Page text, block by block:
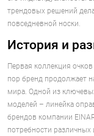
трендовых решений
повседневной носки.
История и
Первая коллекция
пор бренд продолжает
мира. Одной из
моделей – линейка
брендов компании
потребности